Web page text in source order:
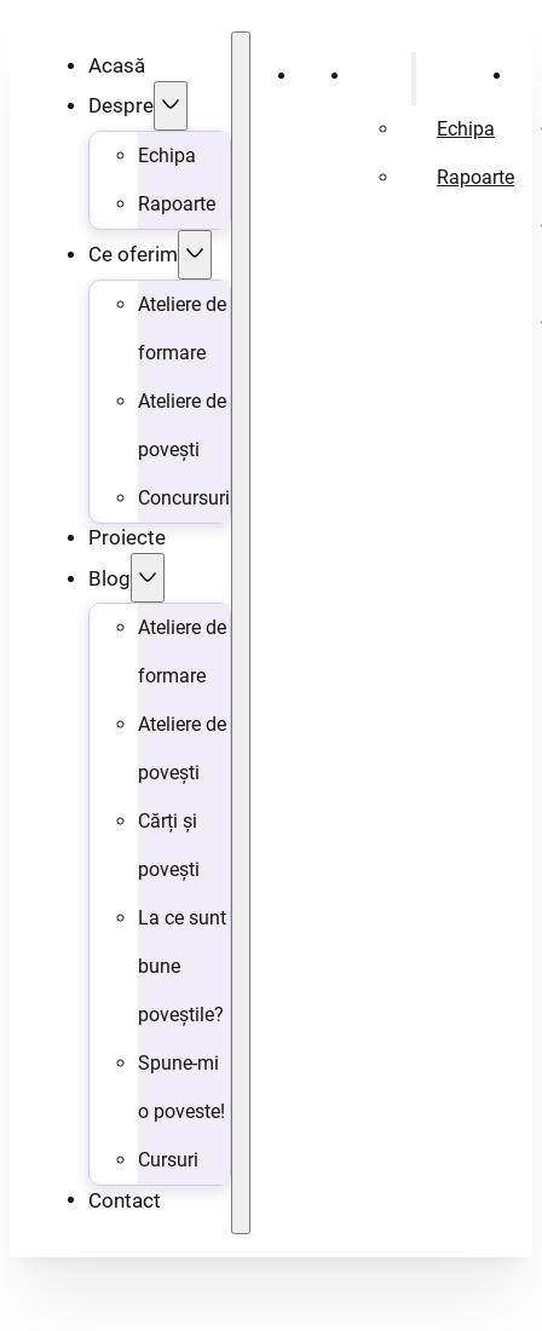
Acasă
Despre
Echipa
Rapoarte
Ce oferim
Ateliere de
formare
Ateliere de
povești
Concursuri
Proiecte
Blog
Ateliere de
formare
Ateliere de
povești
Cărți și
povești
La ce sunt
bune
poveștile?
Spune-mi
o poveste!
Cursuri
Contact
Acasă
Echipa
Rapoarte